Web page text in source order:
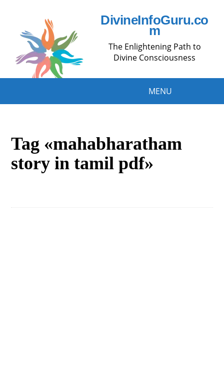
DivineInfoGuru.co
m
The Enlightening Path to
Divine Consciousness
MENU
Tag «mahabharatham
story in tamil pdf»